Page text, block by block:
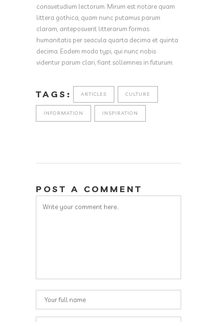
consuetudium lectorum. Mirum est notare quam
littera gothica, quam nunc putamus parum
claram, anteposuerit litterarum formas
humanitatis per seacula quarta decima et quinta
decima. Eodem modo typi, qui nunc nobis
videntur parum clari, fiant sollemnes in futurum.
TAGS: ARTICLES CULTURE
INFORMATION INSPIRATION
POST A COMMENT